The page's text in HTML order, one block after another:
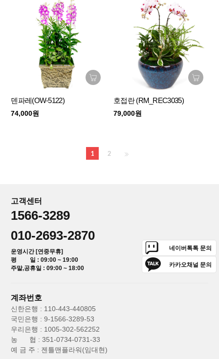
덴파레(OW-5122)
74,000원
호접란 (RM_REC3035)
79,000원
1 2
고객센터
1566-3289
010-2693-2870
운영시간 [연중무휴]
평 일 : 09:00 ~ 19:00
주말,공휴일 : 09:00 ~ 18:00
네이버톡톡 문의
카카오채널 문의
계좌번호
신한은행 : 110-443-440805
국민은행 : 9-1566-3289-53
우리은행 : 1005-302-562252
농 협 : 351-0734-0731-33
예 금 주 : 젠틀맨플라워(임대현)